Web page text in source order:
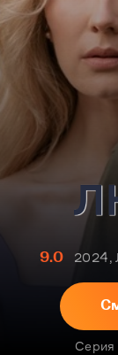
9.0
2024,
Серия